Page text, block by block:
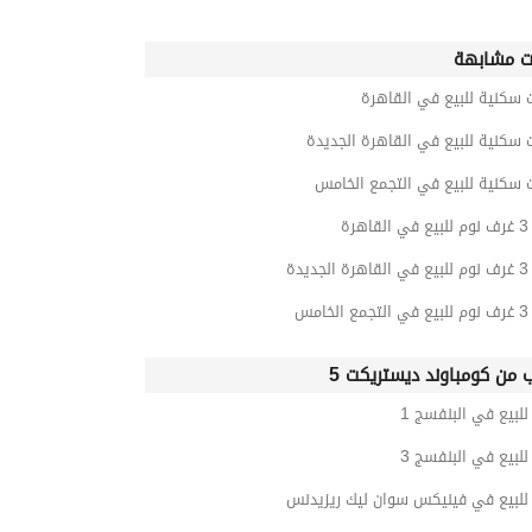
مشابهة
سكنية للبيع في القاهرة
سكنية للبيع في القاهرة الجديدة
سكنية للبيع في التجمع الخامس
من كومباوند ديستريكت 5
في البنفسج 1
في البنفسج 3
في فينيكس سوان ليك ريزيدنس